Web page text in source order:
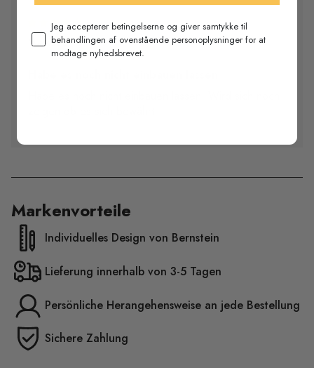
05/05/2025
Markus B.
Markenvorteile
Individuelles Design von Bernstein
Lieferung innerhalb von 3-5 Tagen
Persönliche Herangehensweise an jede Bestellung
Sichere Zahlung
Jeg accepterer betingelserne og giver samtykke til
behandlingen af ovenstående personoplysninger for at
modtage nyhedsbrevet.